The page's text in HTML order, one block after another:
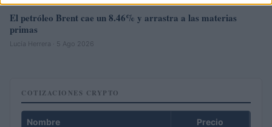
El petróleo Brent cae un 8.46% y arrastra a las materias
primas
Lucía Herrera · 5 Ago 2026
COTIZACIONES CRYPTO
Nombre Precio